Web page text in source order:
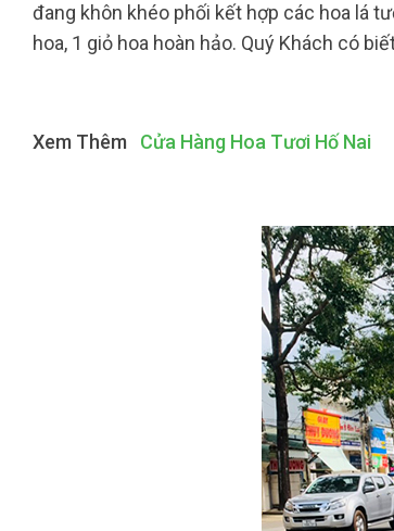
đang khôn khéo phối kết hợp các hoa lá
hoa, 1 giỏ hoa hoàn hảo. Quý Khách có
Xem Thêm Cửa Hàng Hoa Tươi Hố Nai